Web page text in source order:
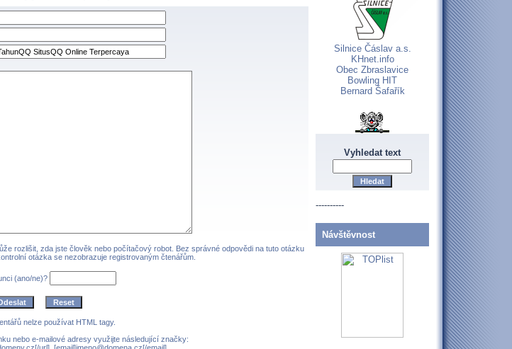
rozlišit, zda jste člověk nebo počítačový robot. Bez správné odpovědi na tuto otázku
otázka se nezobrazuje registrovaným čtenářům.
(ano/ne)?
nelze používat HTML tagy.
nebo e-mailové adresy využijte následující značky:
Silnice Čáslav a.s.
KHnet.info
Obec Zbraslavice
Bowling HIT
Bernard Šafařík
Vyhledat text
----------
Návštěvnost